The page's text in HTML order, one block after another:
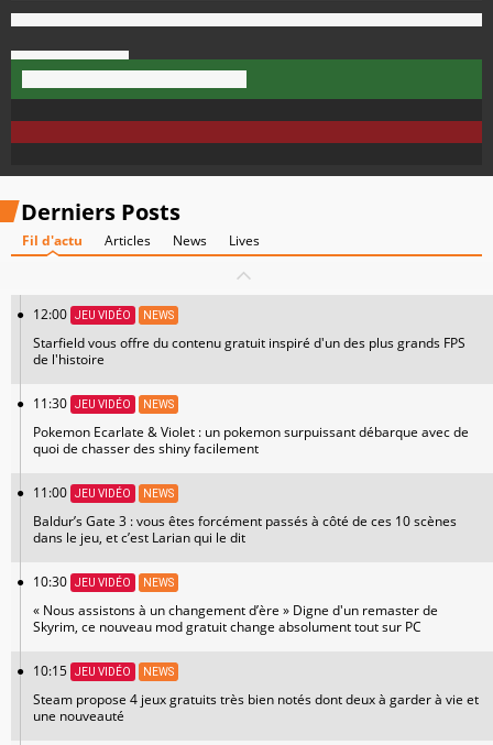
Derniers Posts
Fil d'actu Articles News Lives
12:00 JEU VIDÉO NEWS
Starfield vous offre du contenu gratuit inspiré d'un des plus grands FPS
de l'histoire
11:30 JEU VIDÉO NEWS
Pokemon Ecarlate & Violet : un pokemon surpuissant débarque avec de
quoi de chasser des shiny facilement
11:00 JEU VIDÉO NEWS
Baldur’s Gate 3 : vous êtes forcément passés à côté de ces 10 scènes
dans le jeu, et c’est Larian qui le dit
10:30 JEU VIDÉO NEWS
« Nous assistons à un changement d’ère » Digne d'un remaster de
Skyrim, ce nouveau mod gratuit change absolument tout sur PC
10:15 JEU VIDÉO NEWS
Steam propose 4 jeux gratuits très bien notés dont deux à garder à vie et
une nouveauté